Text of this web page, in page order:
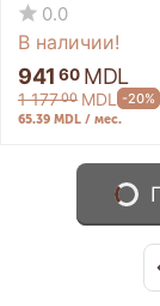
0.0
В наличии!
941 60 MDL
1 17700 MDL -20%
65.39 MDL / мес.